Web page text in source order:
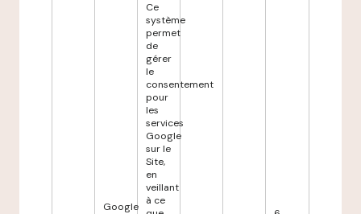
Google
Ce
système
permet
de
gérer
le
consentement
pour
les
services
Google
sur le
Site,
en
veillant
à ce